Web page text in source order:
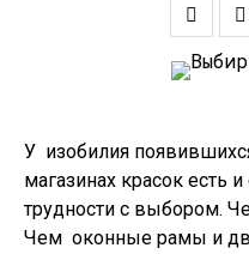
У изобилия
магазинах красок есть
трудности с выбором.
Чем оконные рамы и